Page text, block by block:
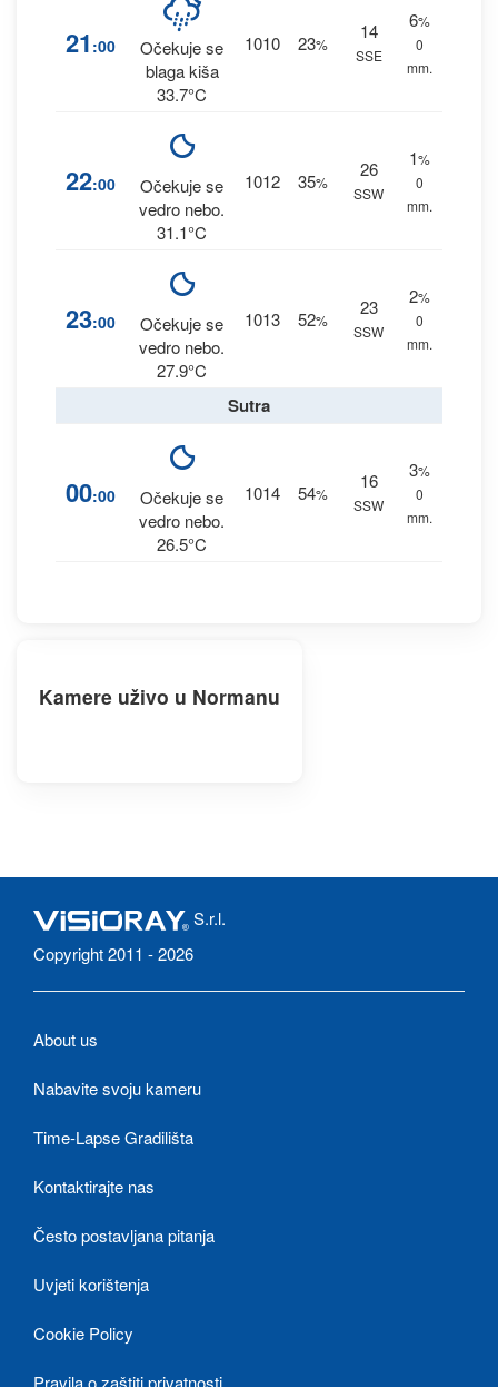
21 :00
Očekuje se
blaga kiša
33.7°C
1010 23%
14
SSE
6%
0
mm.
22:00
Očekuje se
vedro nebo.
31.1°C
1012 35%
26
SSW
1%
0
mm.
23:00
Očekuje se
vedro nebo.
27.9°C
1013 52%
23
SSW
2%
0
mm.
Sutra
00:00
Očekuje se
vedro nebo.
26.5°C
1014 54%
16
SSW
3%
0
mm.
Kamere uživo u Normanu
S.r.l.
Copyright 2011 - 2026
About us
Nabavite svoju kameru
Time-Lapse Gradilišta
Kontaktirajte nas
Često postavljana pitanja
Uvjeti korištenja
Cookie Policy
Pravila o zaštiti privatnosti